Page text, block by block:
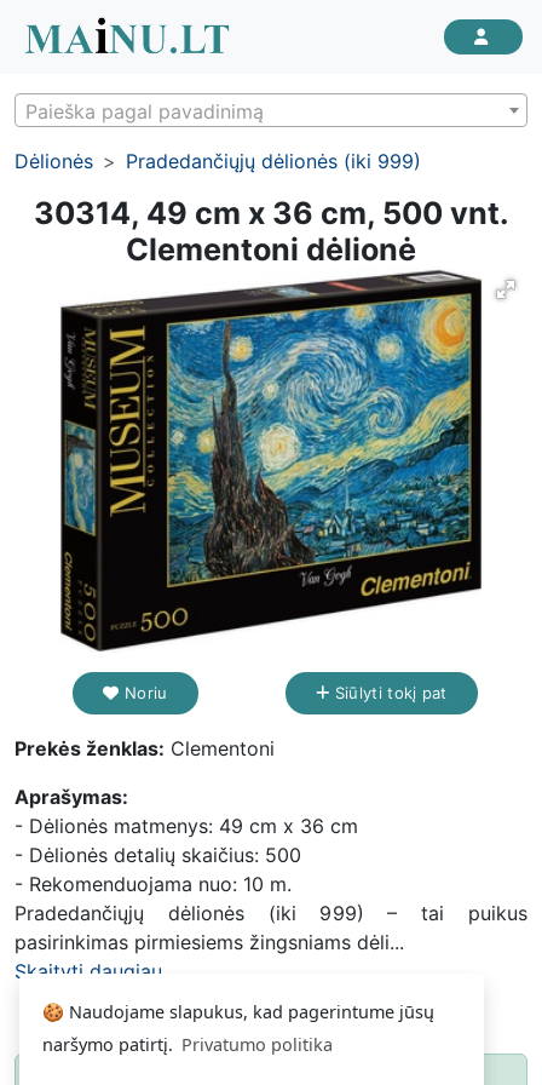
🍪 Naudojame slapukus, kad pagerintume jūsų
naršymo patirtį. Privatumo politika
Paieška pagal pavadinimą
Dėlionės Pradedančiųjų dėlionės (iki 999)
30314, 49 cm x 36 cm, 500 vnt.
Clementoni dėlionė
Noriu Siūlyti tokį pat
Prekės ženklas: Clementoni
Aprašymas:
- Dėlionės matmenys: 49 cm x 36 cm
- Dėlionės detalių skaičius: 500
- Rekomenduojama nuo: 10 m.
Pradedančiųjų dėlionės (iki 999) – tai puikus
pasirinkimas pirmiesiems žingsniams dėli...
Skaityti daugiau...